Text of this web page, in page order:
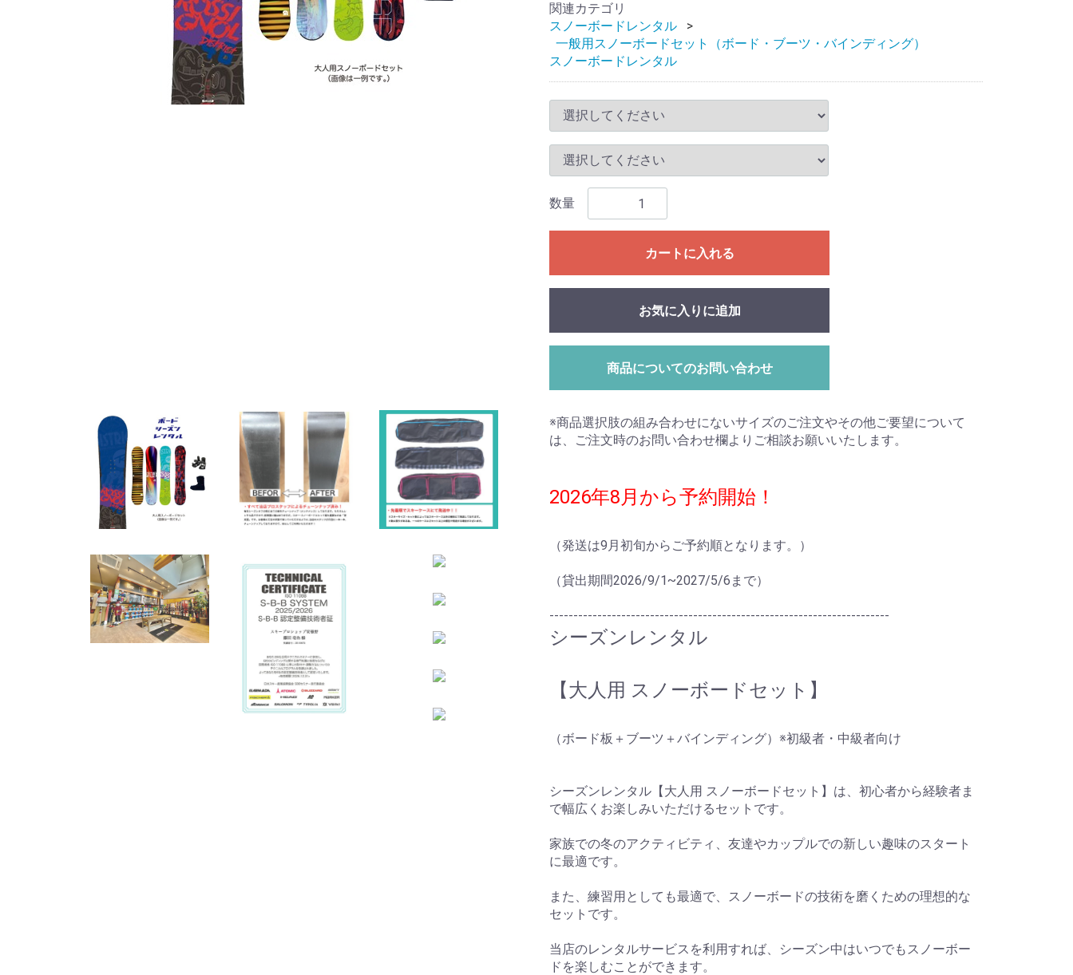
関連カテゴリ
スノーボードレンタル
一般用スノーボードセット（ボード・ブーツ・バインディング）
スノーボードレンタル
数量
カートに入れる
お気に入りに追加
商品についてのお問い合わせ
※商品選択肢の組み合わせにないサイズのご注文やその他ご要望について
は、ご注文時のお問い合わせ欄よりご相談お願いいたします。
2026年8月から予約開始！
（発送は9月初旬からご予約順となります。）
（貸出期間2026/9/1~2027/5/6まで）
-----------------------------------------------------------------------
シーズンレンタル
【大人用 スノーボードセット】
（ボード板＋ブーツ＋バインディング）※初級者・中級者向け
シーズンレンタル【大人用 スノーボードセット】は、初心者から経験者ま
で幅広くお楽しみいただけるセットです。
家族での冬のアクティビティ、友達やカップルでの新しい趣味のスタート
に最適です。
また、練習用としても最適で、スノーボードの技術を磨くための理想的な
セットです。
当店のレンタルサービスを利用すれば、シーズン中はいつでもスノーボー
ドを楽しむことができます。